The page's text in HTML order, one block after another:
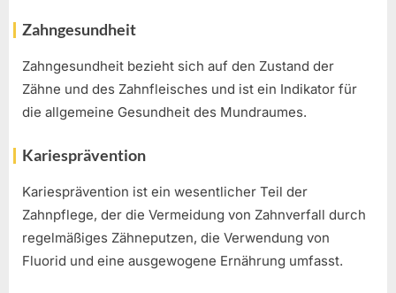
Zahngesundheit
Zahngesundheit bezieht sich auf den Zustand der
Zähne und des Zahnfleisches und ist ein Indikator für
die allgemeine Gesundheit des Mundraumes.
Kariesprävention
Kariesprävention ist ein wesentlicher Teil der
Zahnpflege, der die Vermeidung von Zahnverfall durch
regelmäßiges Zähneputzen, die Verwendung von
Fluorid und eine ausgewogene Ernährung umfasst.